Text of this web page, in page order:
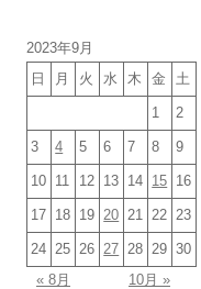
2023年9月
日
月 火 水 木 金 土
1 2
3 4 5 6 7 8 9
10 11 12 13 14 15 16
17 18 19 20 21 22 23
24 25 26 27 28 29 30
« 8月
10月 »